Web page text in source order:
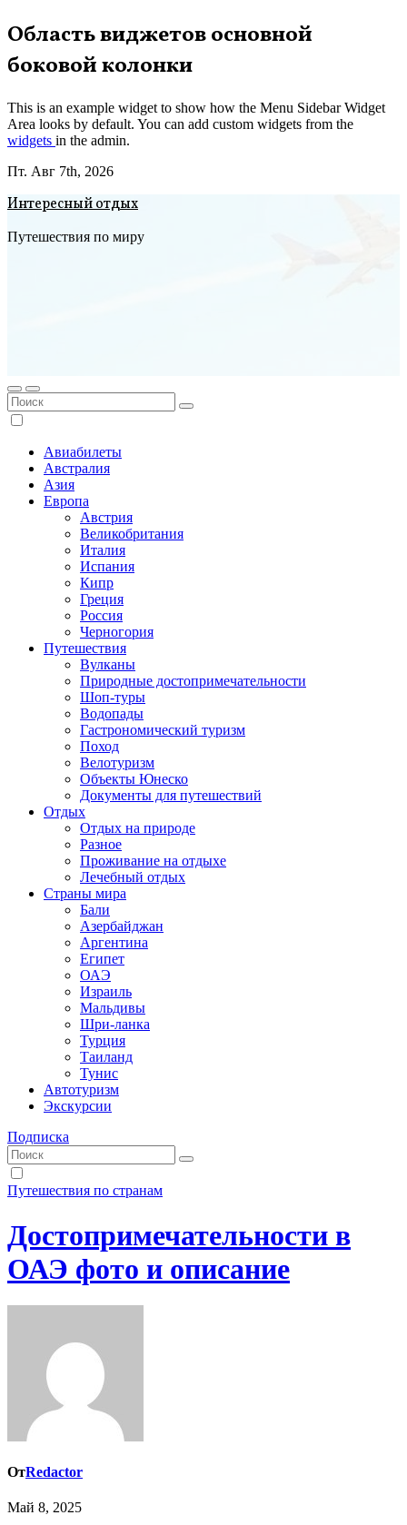
Перейти
к
содержимому
Область виджетов основной
боковой колонки
This is an example widget to show how the Menu Sidebar Widget
Area looks by default. You can add custom widgets from the
widgets in the admin.
Пт. Авг 7th, 2026
Интересный отдых
Путешествия по миру
Авиабилеты
Австралия
Азия
Европа
Австрия
Великобритания
Италия
Испания
Кипр
Греция
Россия
Черногория
Путешествия
Вулканы
Природные достопримечательности
Шоп-туры
Водопады
Гастрономический туризм
Поход
Велотуризм
Объекты Юнеско
Документы для путешествий
Отдых
Отдых на природе
Разное
Проживание на отдыхе
Лечебный отдых
Страны мира
Бали
Азербайджан
Аргентина
Египет
ОАЭ
Израиль
Мальдивы
Шри-ланка
Турция
Таиланд
Тунис
Автотуризм
Экскурсии
Подписка
Путешествия по странам
Достопримечательности в
ОАЭ фото и описание
ОтRedactor
Май 8, 2025